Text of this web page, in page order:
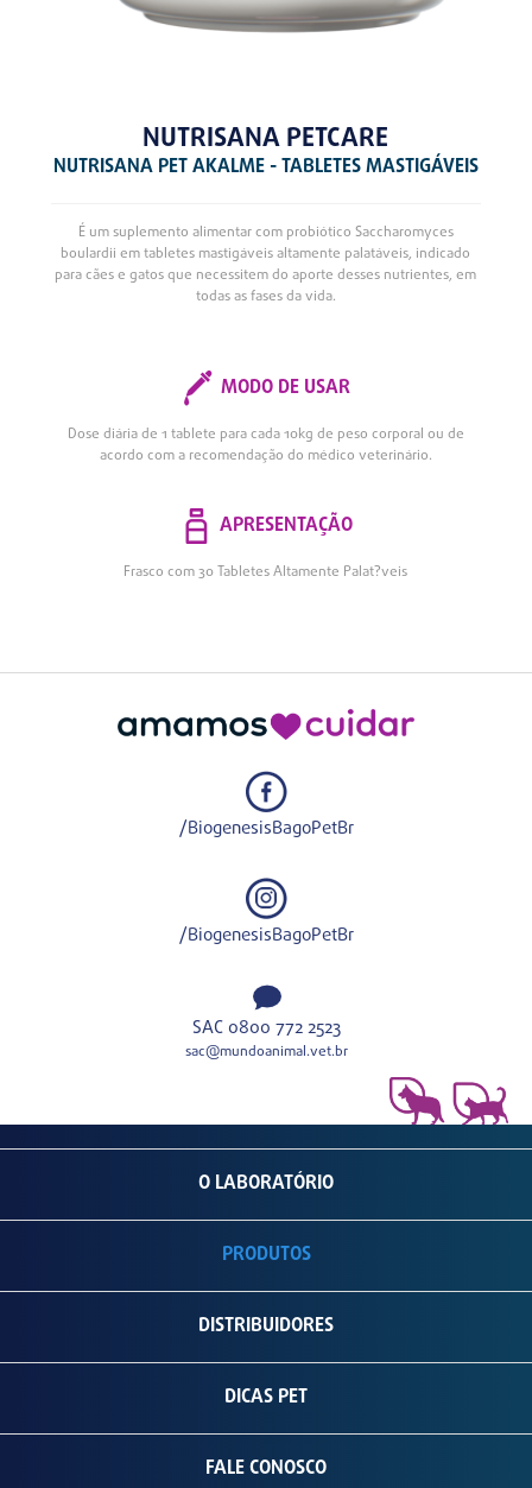
NUTRISANA PETCARE
NUTRISANA PET AKALME - TABLETES MASTIGÁVEIS
É um suplemento alimentar com probiótico Saccharomyces
boulardii em tabletes mastigáveis altamente palatáveis, indicado
para cães e gatos que necessitem do aporte desses nutrientes, em
todas as fases da vida.
MODO DE USAR
Dose diária de 1 tablete para cada 10kg de peso corporal ou de
acordo com a recomendação do médico veterinário.
APRESENTAÇÃO
Frasco com 30 Tabletes Altamente Palat?veis
/BiogenesisBagoPetBr
/BiogenesisBagoPetBr
SAC 0800 772 2523
sac@mundoanimal.vet.br
O LABORATÓRIO
PRODUTOS
DISTRIBUIDORES
DICAS PET
FALE CONOSCO